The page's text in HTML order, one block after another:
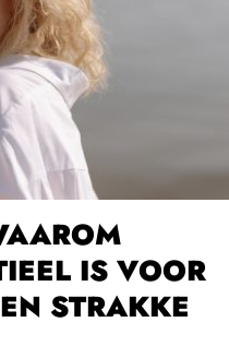
IS VOOR
STRAKKE